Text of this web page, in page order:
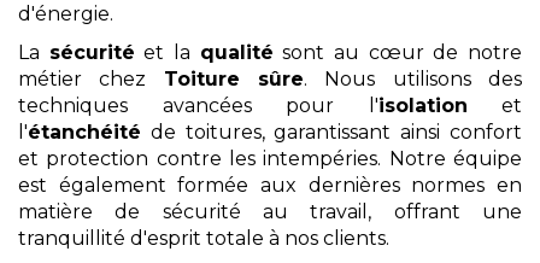
d'énergie.
La sécurité et la qualité sont au cœur de notre
métier chez Toiture sûre. Nous utilisons des
techniques avancées pour l'isolation et
l'étanchéité de toitures, garantissant ainsi confort
et protection contre les intempéries. Notre équipe
est également formée aux dernières normes en
matière de sécurité au travail, offrant une
tranquillité d'esprit totale à nos clients.